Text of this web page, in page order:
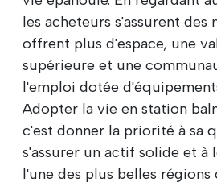
les acheteurs s'assurent des
offrent plus d'espace, une
supérieure et une
l'emploi dotée
Adopter la vie en station
c'est donner la priorité à sa
s'assurer un actif solide et à
l'une des plus belles régions